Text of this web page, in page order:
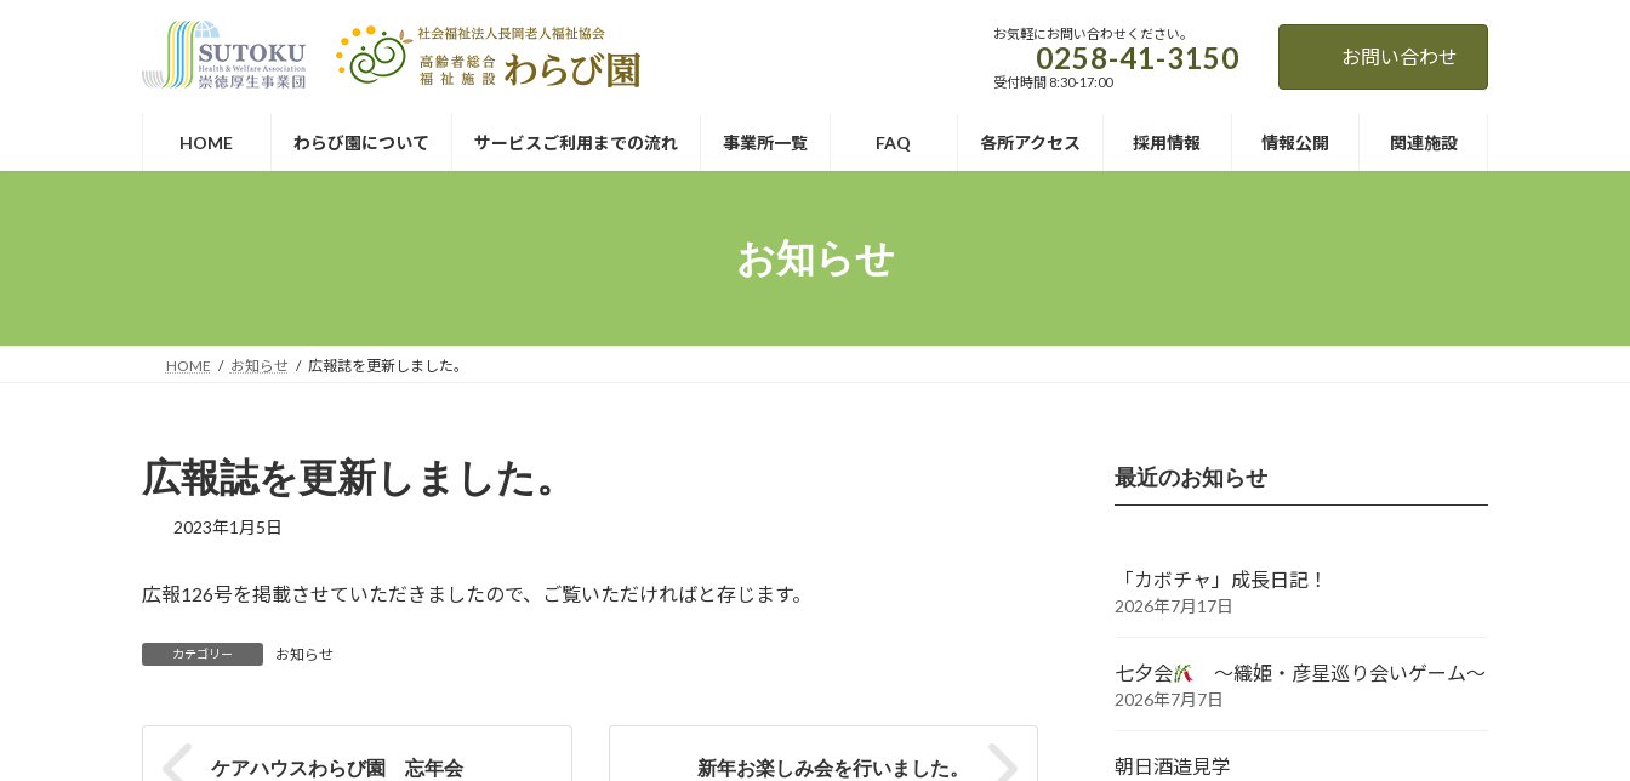
崇徳厚生事業団 お気軽にお問い合わせください。
0258-41-3150
受付時間 8:30-17:00
お問い合わせ
HOME わらび園について サービスご利用までの流れ 事業所一覧 FAQ 各所アクセス 採用情報 情報公開 関連施設
お知らせ
HOME お知らせ 広報誌を更新しました。
広報誌を更新しました。
2023年1月5日
広報126号を掲載させていただきましたので、ご覧いただければと存じます。
カテゴリー お知らせ
ケアハウスわらび園 忘年会 新年お楽しみ会を行いました。
最近のお知らせ
「カボチャ」成長日記！
2026年7月17日
七夕会 ～織姫・彦星巡り会いゲーム～
2026年7月7日
朝日酒造見学